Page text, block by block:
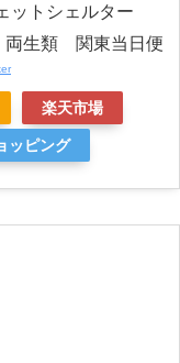
ットシェルター
生類 関東当日便
楽天市場
ッピング